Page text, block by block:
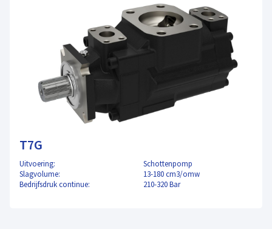
T7G
Uitvoering:
Schottenpomp
Slagvolume:
13-180 cm3/omw
Bedrijfsdruk continue:
210-320 Bar